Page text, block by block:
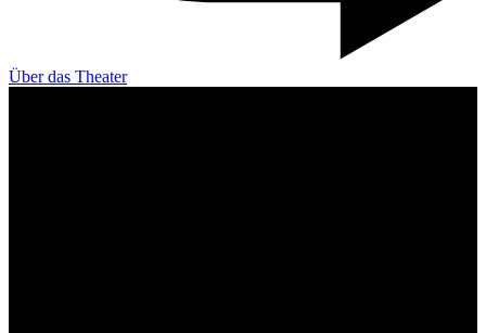
Über das Theater